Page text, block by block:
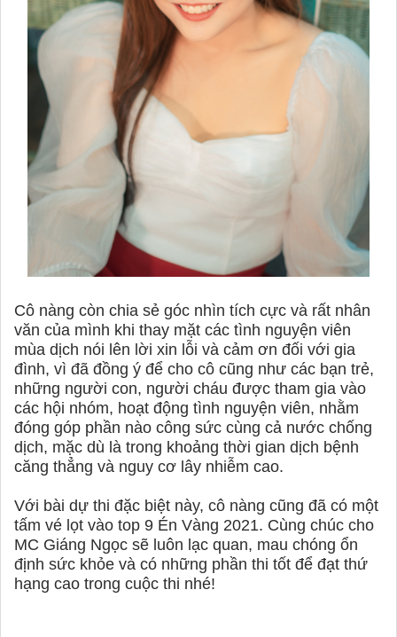
Cô nàng còn chia sẻ góc nhìn tích cực và rất nhân
văn của mình khi thay mặt các tình nguyện viên
mùa dịch nói lên lời xin lỗi và cảm ơn đối với gia
đình, vì đã đồng ý để cho cô cũng như các bạn trẻ,
những người con, người cháu được tham gia vào
các hội nhóm, hoạt động tình nguyện viên, nhằm
đóng góp phần nào công sức cùng cả nước chống
dịch, mặc dù là trong khoảng thời gian dịch bệnh
căng thẳng và nguy cơ lây nhiễm cao.
Với bài dự thi đặc biệt này, cô nàng cũng đã có một
tấm vé lọt vào top 9 Én Vàng 2021. Cùng chúc cho
MC Giáng Ngọc sẽ luôn lạc quan, mau chóng ổn
định sức khỏe và có những phần thi tốt để đạt thứ
hạng cao trong cuộc thi nhé!